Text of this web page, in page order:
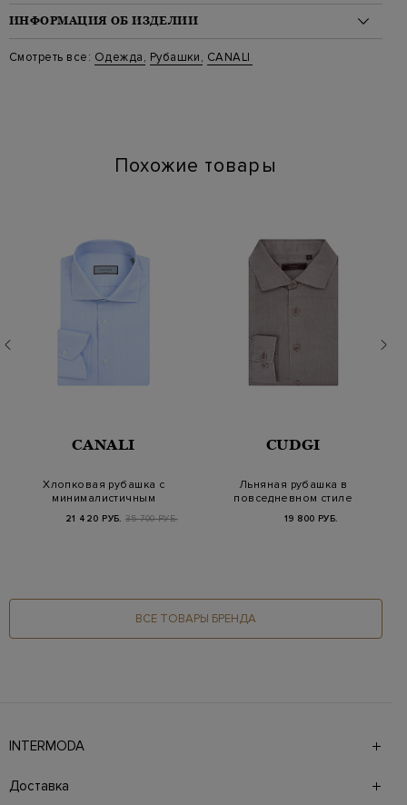
ИНФОРМАЦИЯ ОБ ИЗДЕЛИИ
Материал: хлопок 100%
Стиль: Классические, Клетка
Смотреть все: Одежда, Рубашки, CANALI
Похожие товары
CANALI
Хлопковая рубашка с
минималистичным
в…
21 420 РУБ. 35 700 РУБ.
CUDGI
Льняная рубашка в
повседневном стиле
19 800 РУБ.
ВСЕ ТОВАРЫ БРЕНДА
INTERMODA
брендов на 4 этажах в самом центре города. На сайте
также презентованы новинки с последних показов и
Доставка